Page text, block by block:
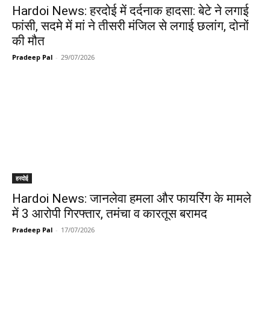
Hardoi News: हरदोई में दर्दनाक हादसा: बेटे ने लगाई
फांसी, सदमे में मां ने तीसरी मंजिल से लगाई छलांग, दोनों
की मौत
Pradeep Pal - 29/07/2026
हरदोई
Hardoi News: जानलेवा हमला और फायरिंग के मामले
में 3 आरोपी गिरफ्तार, तमंचा व कारतूस बरामद
Pradeep Pal - 17/07/2026